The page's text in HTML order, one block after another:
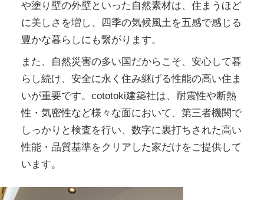
や塗り壁の外壁といった自然素材は、住まうほど
に美しさを増し、四季の気候風土を五感で感じる
豊かな暮らしにも繋がります。
また、自然災害の多い国だからこそ、安心して暮
らし続け、安全に永く住み継げる性能の高い住ま
いが重要です。cototoki建築社は、耐震性や断熱
性・気密性など様々な面において、第三者機関で
しっかりと検査を行い、数字に裏打ちされた高い
性能・品質基準をクリアした家だけをご提供して
います。